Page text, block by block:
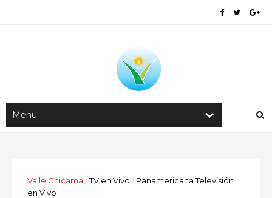
Valle Chicama /TV en Vivo / Panamericana Televisión
en Vivo